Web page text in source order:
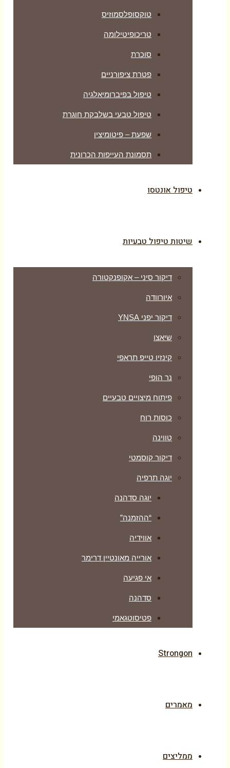
טוקסופלסמוזיס
טריכופיטילומה
סוכרת
פטרת ציפורניים
טיפול בפיברומיאלגיה
טיפול טבעי בשלבקת חוגרת
שפעת – פיטומיצין
תסמונת העייפות הכרונית
טיפול אונטסו
שיטות טיפול טבעיות
דיקור סיני – אקופנקטורה
איורוודה
דיקור יפני YNSA
שיאצו
קינזיו טייפ תראפי
נר הופי
פיתוח מיצויים טבעיים
כוסות רוח
טווינה
דיקור קוסמטי
יוגה תרפיה
יוגה סדהנה
“ההזמנה”
אווידיה
אורייה מאונטיין דרימר
אי פגיעה
סדהנה
פטיסוטגאמי
Strongon
מאמרים
ממליצים